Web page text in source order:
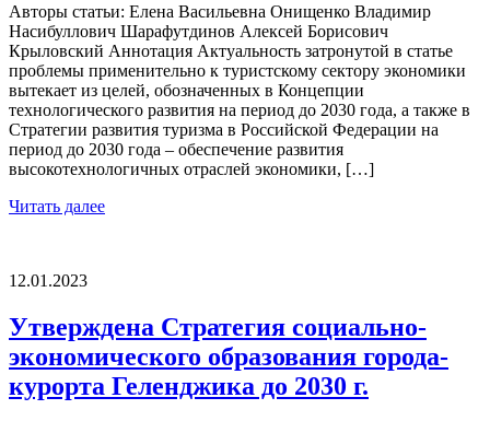
Авторы статьи: Елена Васильевна Онищенко Владимир
Насибуллович Шарафутдинов Алексей Борисович
Крыловский Aннотация Актуальность затронутой в статье
проблемы применительно к туристскому сектору экономики
вытекает из целей, обозначенных в Концепции
технологического развития на период до 2030 года, а также в
Стратегии развития туризма в Российской Федерации на
период до 2030 года – обеспечение развития
высокотехнологичных отраслей экономики, […]
Читать далее
12.01.2023
Утверждена Стратегия социально-
экономического образования города-
курорта Геленджика до 2030 г.